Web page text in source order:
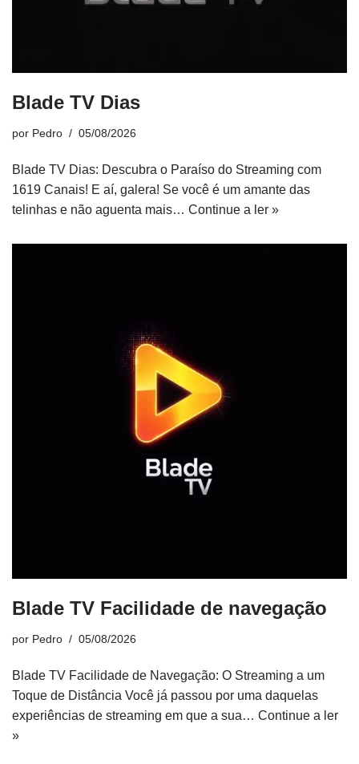
Blade TV Dias
por Pedro 05/08/2026
Blade TV Dias: Descubra o Paraíso do Streaming com
1619 Canais! E aí, galera! Se você é um amante das
telinhas e não aguenta mais… Continue a ler »
Blade TV Facilidade de navegação
por Pedro 05/08/2026
Blade TV Facilidade de Navegação: O Streaming a um
Toque de Distância Você já passou por uma daquelas
experiências de streaming em que a sua… Continue a ler
»